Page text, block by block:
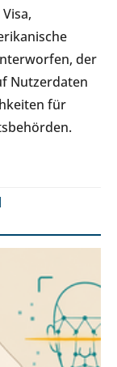
der
Nutzerdaten
für